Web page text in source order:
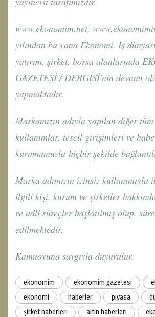
www.ekonomim.net,
yılından bu yana Ekonomi, İş
yatırım, şirket, borsa alanlarında
GAZETESİ / DERGİSİ'nin devamı
yapmaktadır.
Markamızın adıyla yapılan diğer
kullanımlar, tescil girişimleri ve
kurumumuzla hiçbir şekilde
Marka adımızın izinsiz
ilgili kişi, kurum ve şirketler
ve adlî süreçler başlatılmış olup,
edilmektedir.
Kamuoyuna saygıyla duyurulur.
ekonomim ekonomim gazetesi
ekonomi
haberler piyasa
şirket haberleri
altın haberleri